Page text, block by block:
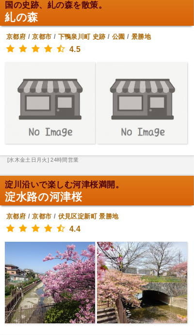
国の史跡、糺の森を散策。
糺の森
京都府 /京都市 / 下鴨泉川町 史跡/ 公園 / 景勝地
4.5
[水木金土日月火] 24時間営業
淀川沿いで楽しむ河津桜満開。
淀水路の河津桜
京都府 /京都市 / 伏見区淀新町 景勝地
4.4